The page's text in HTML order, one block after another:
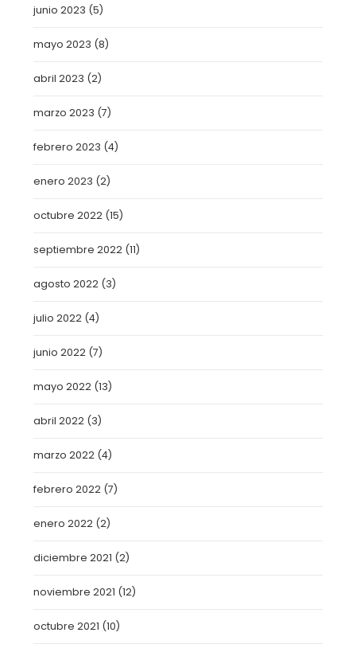
junio 2023 (5)
mayo 2023 (8)
abril 2023 (2)
marzo 2023 (7)
febrero 2023 (4)
enero 2023 (2)
octubre 2022 (15)
septiembre 2022 (11)
agosto 2022 (3)
julio 2022 (4)
junio 2022 (7)
mayo 2022 (13)
abril 2022 (3)
marzo 2022 (4)
febrero 2022 (7)
enero 2022 (2)
diciembre 2021 (2)
noviembre 2021 (12)
octubre 2021 (10)